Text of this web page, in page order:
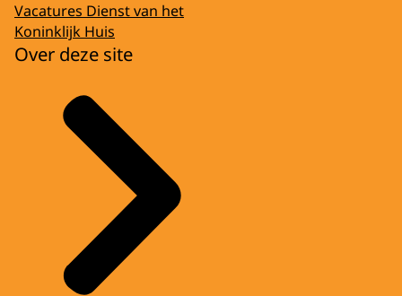
Vacatures Dienst van het
Koninklijk Huis
Over deze site